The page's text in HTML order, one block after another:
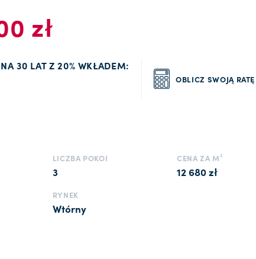
zł
30 LAT Z 20% WKŁADEM:
OBLICZ SWOJĄ RATĘ
LICZBA POKOI
3
CENA ZA M²
12 680 zł
RYNEK
Wtórny